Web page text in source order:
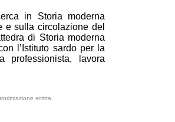
in Storia moderna
e sulla circolazione del
di Storia moderna
l’Istituto sardo per la
professionista, lavora
scritta.